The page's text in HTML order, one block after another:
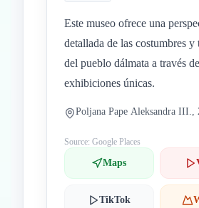
Este museo ofrece una
detallada de las costumbres y
del pueblo dálmata a través de
exhibiciones únicas.
Poljana Pape Aleksandra III.,
Source: Google Places
Maps
TikTok